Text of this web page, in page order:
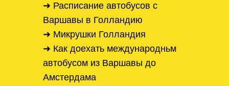
➜ Расписание автобусов с
Варшавы в Голландию
➜ Микрушки Голландия
➜ Как доехать международньм
автобусом из Варшавы до
Амстердама